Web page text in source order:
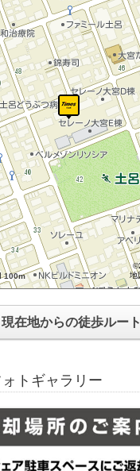
100m
地
現在地からの徒歩ルート
トギャラリー